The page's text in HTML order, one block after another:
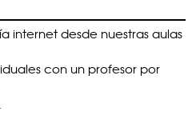
internet desde nuestras aulas
con un profesor por